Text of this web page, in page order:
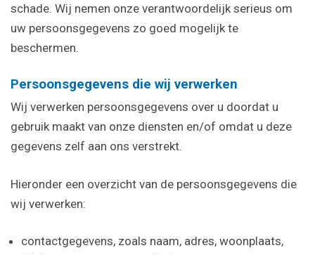
schade. Wij nemen onze verantwoordelijk serieus om
uw persoonsgegevens zo goed mogelijk te
beschermen.
Persoonsgegevens die wij verwerken
Wij verwerken persoonsgegevens over u doordat u
gebruik maakt van onze diensten en/of omdat u deze
gegevens zelf aan ons verstrekt.
Hieronder een overzicht van de persoonsgegevens die
wij verwerken:
contactgegevens, zoals naam, adres, woonplaats,